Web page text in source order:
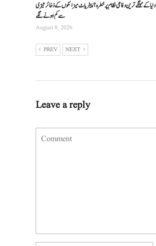
دنیا کے مہنگے ترین دفاعی نظام پر خطرہ؟ پیٹریاٹ میزائلوں کے ذخائر تیزی
سے کم ہونے لگے
August 8, 2026
PREV NEXT
Leave a reply